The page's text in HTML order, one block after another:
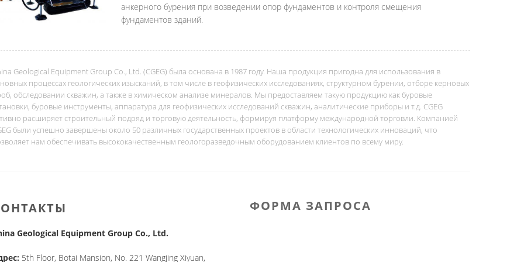
анкерного бурения при возведении опор фундаментов и контроля смещения
фундаментов зданий.
Geological Equipment Group Co., Ltd. (CGEG) была основана в 1987 году. Наша продукция пригодна для использования в
процессах геологических изысканий, в том числе в геофизических исследованиях, структурном бурении, отборе керновых
обследовании скважин, а также в химическом анализе минералов. Мы предоставляем такую продукцию как буровые
буровые инструменты, аппаратура для геофизических исследований скважин, аналитические приборы и т.д. CGEG
расширяет строительный подряд и торговую деятельность, формируя платформу международной торговли. Компанией
были успешно завершены около 50 различных государственных проектов в области технологических инноваций, что
нам обеспечивать высококачественным геологоразведочным оборудованием клиентов по всему миру.
ФОРМА ЗАПРОСА
Geological Equipment Group Co., Ltd.
5th Floor, Botai Mansion, No. 221 Wangjing Xiyuan,